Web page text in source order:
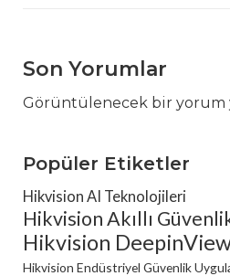
Son Yorumlar
Görüntülenecek bir yorum
Popüler Etiketler
Hikvision AI Teknolojileri
Hikvision Akıllı
Hikvision
Hikvision Endüstriyel Güvenlik